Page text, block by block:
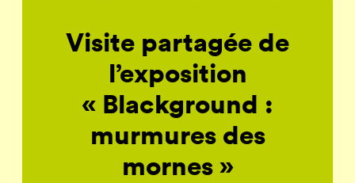
Visite partagée de
l’exposition
« Blackground :
murmures des
mornes »